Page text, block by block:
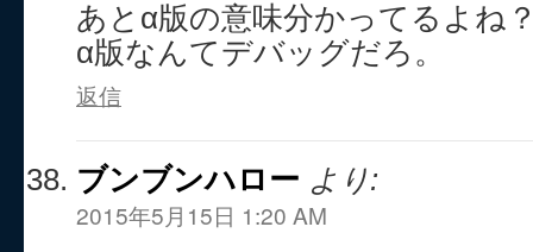
あとα版の意味分かってるよね
α版なんてデバッグだろ。
返信
ブンブンハロー より:
2015年5月15日 1:20 AM